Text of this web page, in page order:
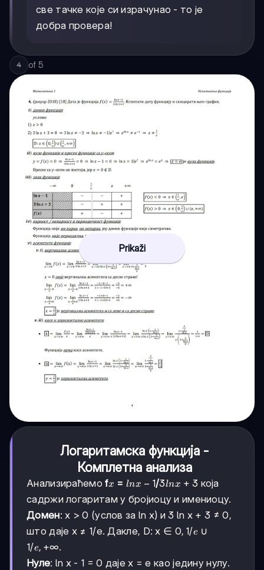
све тачке које си израчунао - то је
добра провера!
4 of 5
Prikaži
Логаритамска функција -
Комплетна анализа
Анализираћемоfx
x = ln
x
-
1
lnx − 1/3
ln
x
+
3
3lnx + 3 која
садржи логаритам у бројиоцу и имениоцу.
Домен: x > 0 (услов за ln x) и 3 ln x + 3 ≠ 0,
што даје x ≠ 1/e. Дакле, D: x ∈ 0,
0, 1/e∪
1/e,
+∞
1/e, +∞.
Нуле: ln x - 1 = 0 даје x = e као једину нулу.